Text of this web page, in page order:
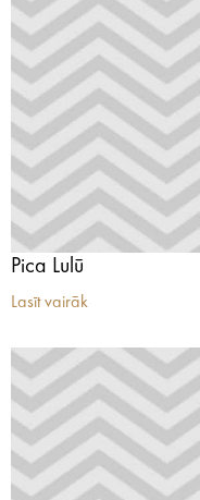
Pica Lulū
Lasīt vairāk